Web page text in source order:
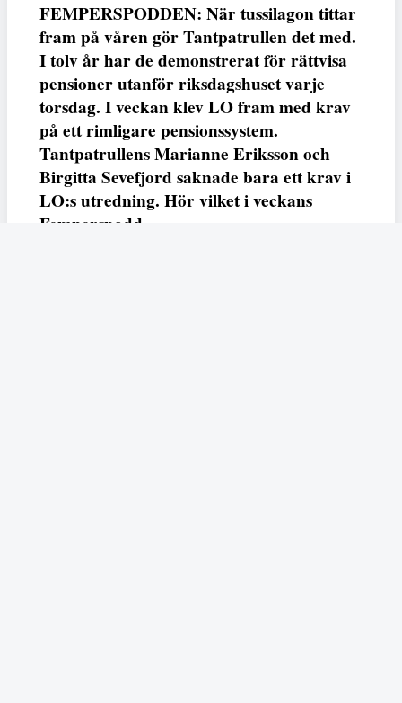
FEMPERSPODDEN: När tussilagon tittar
fram på våren gör Tantpatrullen det med.
I tolv år har de demonstrerat för rättvisa
pensioner utanför riksdagshuset varje
torsdag. I veckan klev LO fram med krav
på ett rimligare pensionssystem.
Tantpatrullens Marianne Eriksson och
Birgitta Sevefjord saknade bara ett krav i
LO:s utredning. Hör vilket i veckans
Femperspodd.